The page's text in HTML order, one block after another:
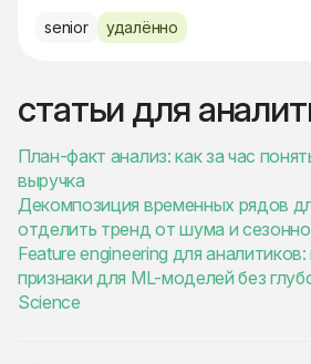
senior удалённо
статьи для
План-факт анализ: как за час
выручка
Декомпозиция временных рядов
отделить тренд от шума и
Feature engineering для
признаки для ML-моделей без
Science